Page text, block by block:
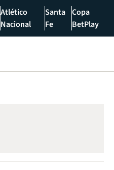
Atlético
Nacional
Santa
Fe
Copa
BetPlay